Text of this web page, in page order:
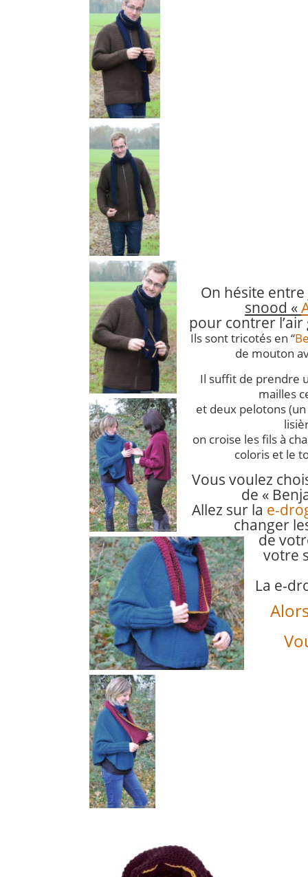
On hésite entre
snood «
pour contrer l’air
Ils sont tricotés en “
de mouton
Il suffit de prendre
mailles
et deux pelotons
on croise les fils à
coloris et le
Vous voulez
de «
Allez sur la e-
changer
de
votre
La e-